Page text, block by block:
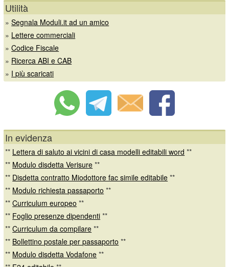
Utilità
»Segnala Moduli.it ad un amico
» Lettere commerciali
»Codice Fiscale
» Ricerca ABI e CAB
» I più scaricati
In evidenza
** Lettera di saluto ai vicini di casa modelli editabili word **
** Modulo disdetta Verisure **
** Disdetta contratto Miodottore fac simile editabile **
** Modulo richiesta passaporto **
**Curriculum europeo **
** Foglio presenze dipendenti **
**Curriculum da compilare **
** Bollettino postale per passaporto **
** Modulo disdetta Vodafone **